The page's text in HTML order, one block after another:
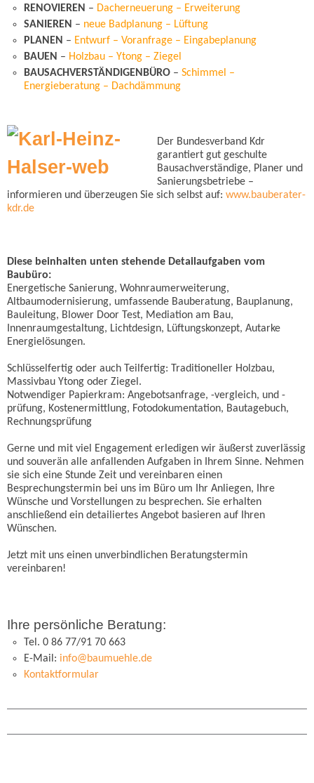
RENOVIEREN – Dacherneuerung – Erweiterung
SANIEREN – neue Badplanung – Lüftung
PLANEN – Entwurf – Voranfrage – Eingabeplanung
BAUEN – Holzbau – Ytong – Ziegel
BAUSACHVERSTÄNDIGENBÜRO –Schimmel –
Energieberatung – Dachdämmung
Der Bundesverband Kdr
garantiert gut geschulte
Bausachverständige, Planer und
Sanierungsbetriebe –
informieren und überzeugen Sie sich selbst auf: www.bauberater-
kdr.de
Diese beinhalten unten stehende Detailaufgaben vom
Baubüro:
Energetische Sanierung, Wohnraumerweiterung,
Altbaumodernisierung, umfassende Bauberatung, Bauplanung,
Bauleitung, Blower Door Test, Mediation am Bau,
Innenraumgestaltung, Lichtdesign, Lüftungskonzept, Autarke
Energielösungen.
Schlüsselfertig oder auch Teilfertig: Traditioneller Holzbau,
Massivbau Ytong oder Ziegel.
Notwendiger Papierkram: Angebotsanfrage, -vergleich, und -
prüfung, Kostenermittlung, Fotodokumentation, Bautagebuch,
Rechnungsprüfung
Gerne und mit viel Engagement erledigen wir äußerst zuverlässig
und souverän alle anfallenden Aufgaben in Ihrem Sinne. Nehmen
sie sich eine Stunde Zeit und vereinbaren einen
Besprechungstermin bei uns im Büro um Ihr Anliegen, Ihre
Wünsche und Vorstellungen zu besprechen. Sie erhalten
anschließend ein detailiertes Angebot basieren auf Ihren
Wünschen.
Jetzt mit uns einen unverbindlichen Beratungstermin
vereinbaren!
Ihre persönliche Beratung:
Tel. 0 86 77/91 70 663
E-Mail: info@baumuehle.de
Kontaktformular